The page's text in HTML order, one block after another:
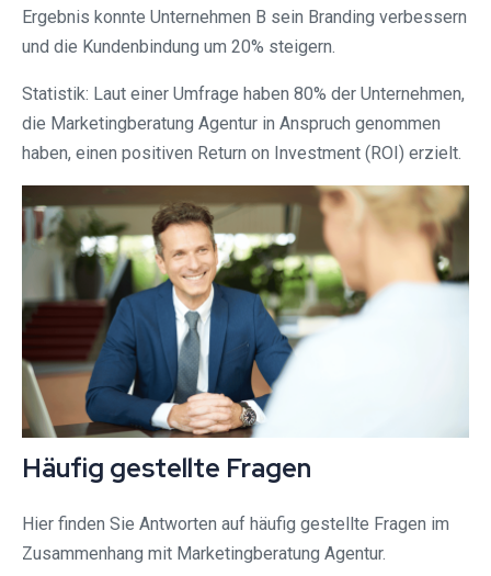
Ergebnis konnte Unternehmen B sein Branding verbessern
und die Kundenbindung um 20% steigern.
Statistik: Laut einer Umfrage haben 80% der Unternehmen,
die Marketingberatung Agentur in Anspruch genommen
haben, einen positiven Return on Investment (ROI) erzielt.
Häufig gestellte Fragen
Hier finden Sie Antworten auf häufig gestellte Fragen im
Zusammenhang mit Marketingberatung Agentur.